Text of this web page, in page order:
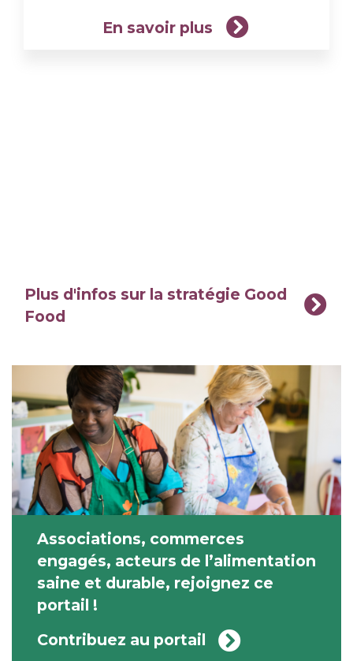
En savoir plus
Plus d'infos sur la stratégie Good
Food
Associations, commerces
engagés, acteurs de l’alimentation
saine et durable, rejoignez ce
portail !
Contribuez au portail